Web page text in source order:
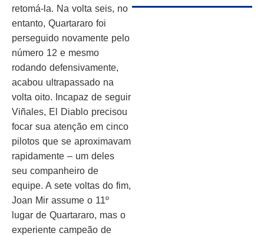
retomá-la. Na volta seis, no
entanto, Quartararo foi
perseguido novamente pelo
número 12 e mesmo
rodando defensivamente,
acabou ultrapassado na
volta oito. Incapaz de seguir
Viñales, El Diablo precisou
focar sua atenção em cinco
pilotos que se aproximavam
rapidamente – um deles
seu companheiro de
equipe. A sete voltas do fim,
Joan Mir assume o 11º
lugar de Quartararo, mas o
experiente campeão de